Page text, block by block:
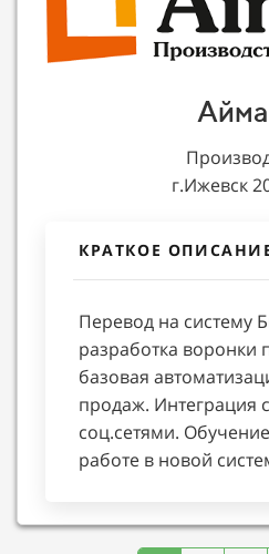
г.Ижевск
КРАТКОЕ
Перевод на систему
разработка воронки
базовая
продаж. Интеграция
соц.сетями.
работе в новой